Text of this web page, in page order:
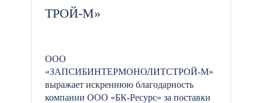
ТРОЙ-М»
ООО
«ЗАПСИБИНТЕРМОНОЛИТСТРОЙ-М»
выражает искреннюю благодарность
компании ООО «БК-Ресурс» за поставки